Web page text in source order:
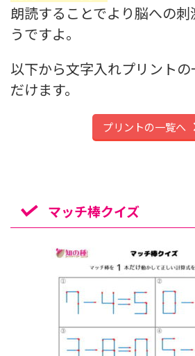
朗読することでより脳への
うですよ。
以下から文字入れプリント
だけます。
プリントの一覧へ
マッチ棒クイズ